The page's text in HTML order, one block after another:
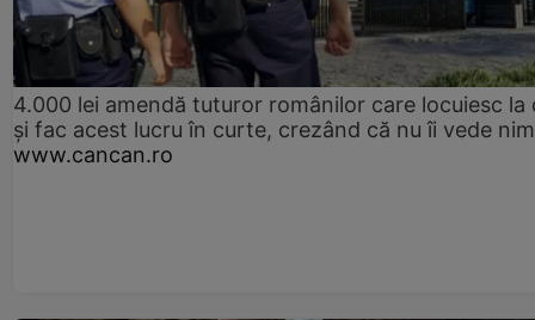
4.000 lei amendă tuturor românilor care locuiesc la
și fac acest lucru în curte, crezând că nu îi vede
www.cancan.ro